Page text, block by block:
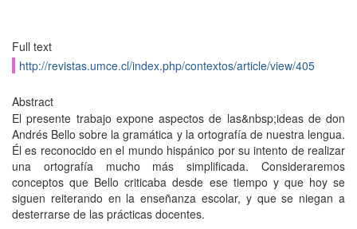
Full text
http://revistas.umce.cl/index.php/contextos/article/view/405
Abstract
El presente trabajo expone aspectos de las&nbsp;ideas de don
Andrés Bello sobre la gramática y la ortografía de nuestra lengua.
Él es reconocido en el mundo hispánico por su intento de realizar
una ortografía mucho más simplificada. Consideraremos
conceptos que Bello criticaba desde ese tiempo y que hoy se
siguen reiterando en la enseñanza escolar, y que se niegan a
desterrarse de las prácticas docentes.